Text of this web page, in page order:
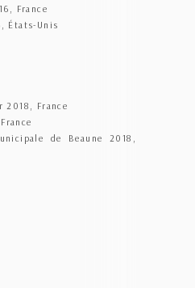
France
États-Unis
2018, France
de Beaune 2018,